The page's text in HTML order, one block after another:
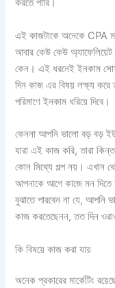
করতে পারি।
এই কাজটাকে অনেকে CPA
আবার কেউ কেউ অ্যাফেলিয়েট
কেন। এই ধরনেই ইনকাম
দিন কাজ এর বিষয় লক্ষ্য
পরিমাণে ইনকাম ধরিয়ে দিবে।
কেননা আপনি ভালো বড় বড়
যারা এই কাজ করি, তারা
কোন মিথ্যে গল্প নয়। এখান
আপনাকে আগে কাজে মন
বুঝাতে পারবেন না যে, আপনি
কাজ করতেছেনন, তত দিন
কি বিষয়ে কাজ করা যায়
অনেক প্রকারের মার্কেটিং